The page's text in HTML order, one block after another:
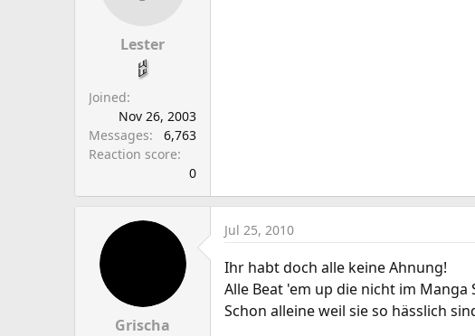
Lester
Joined
Nov 26, 2003
Messages
6,763
Reaction score
0
Grischa
Jul 25, 2010
Ihr habt doch alle keine Ahnung!
Alle Beat 'em up die nicht im
Schon alleine weil sie so hässlich